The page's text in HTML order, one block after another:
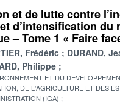
et de lutte contre
d’intensification du
– Tome 1 « Faire
Frédéric
DURAND,
Philippe
ET DU
DE L'AGRICULTURE ET DES
(IGA)